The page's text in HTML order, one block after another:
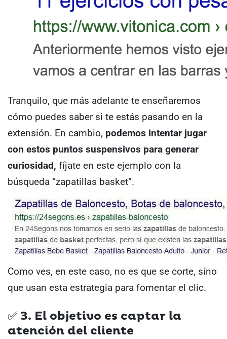
Tranquilo, que más adelante te enseñaremos
cómo puedes saber si te estás pasando en la
extensión. En cambio, podemos intentar jugar
con estos puntos suspensivos para generar
curiosidad, fíjate en este ejemplo con la
búsqueda “zapatillas basket”.
Como ves, en este caso, no es que se corte, sino
que usan esta estrategia para fomentar el clic.
✅ 3. El objetivo es captar la
atención del cliente